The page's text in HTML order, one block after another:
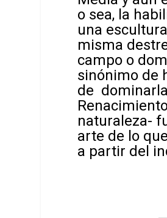
o sea, la
una
misma
campo o
sinónimo de
de
naturaleza-
arte de lo
a partir del